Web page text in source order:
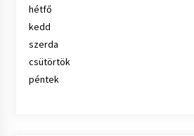
hétfő
kedd
szerda
csütörtök
péntek